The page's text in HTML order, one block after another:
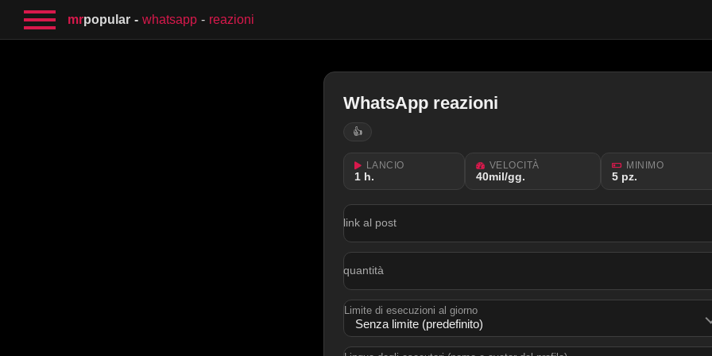
mrpopular whatsapp reazioni
WhatsApp reazioni
👍
LANCIO
1 h.
VELOCITÀ
40mil/gg.
MINIMO
5 pz.
link al post
quantità
Limite di esecuzioni al giorno